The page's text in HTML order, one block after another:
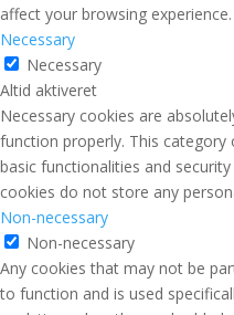
affect your browsing experience.
Necessary
Necessary
Altid aktiveret
Necessary cookies are
function properly. This category
basic functionalities and
cookies do not store any
Non-necessary
Non-necessary
Any cookies that may not be
to function and is used